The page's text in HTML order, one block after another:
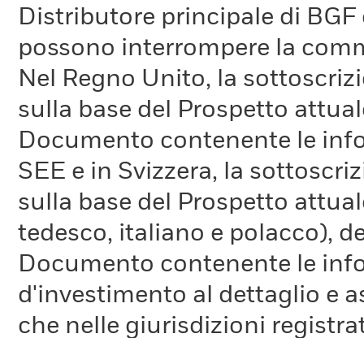
Distributore principale di BGF
possono interrompere la
Nel Regno Unito, la
sulla base del Prospetto
Documento contenente le
SEE e in Svizzera, la
sulla base del Prospetto
tedesco, italiano e polacco),
Documento contenente le
d'investimento al dettaglio e
che nelle giurisdizioni